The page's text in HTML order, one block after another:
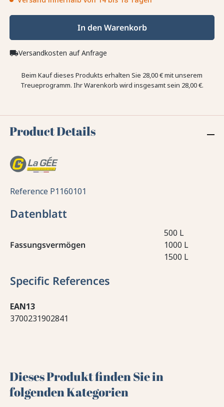
In den Warenkorb
local_shippingVersandkosten auf Anfrage
Beim Kauf dieses Produkts erhalten Sie 28,00 €mit unserem
Treueprogramm. Ihr Warenkorb wird insgesamt sein 28,00 €.
Product Details
Reference P1160101
Datenblatt
Fassungsvermögen
500 L
1000 L
1500 L
Specific References
EAN13
3700231902841
Dieses Produkt finden Sie in
folgenden Kategorien